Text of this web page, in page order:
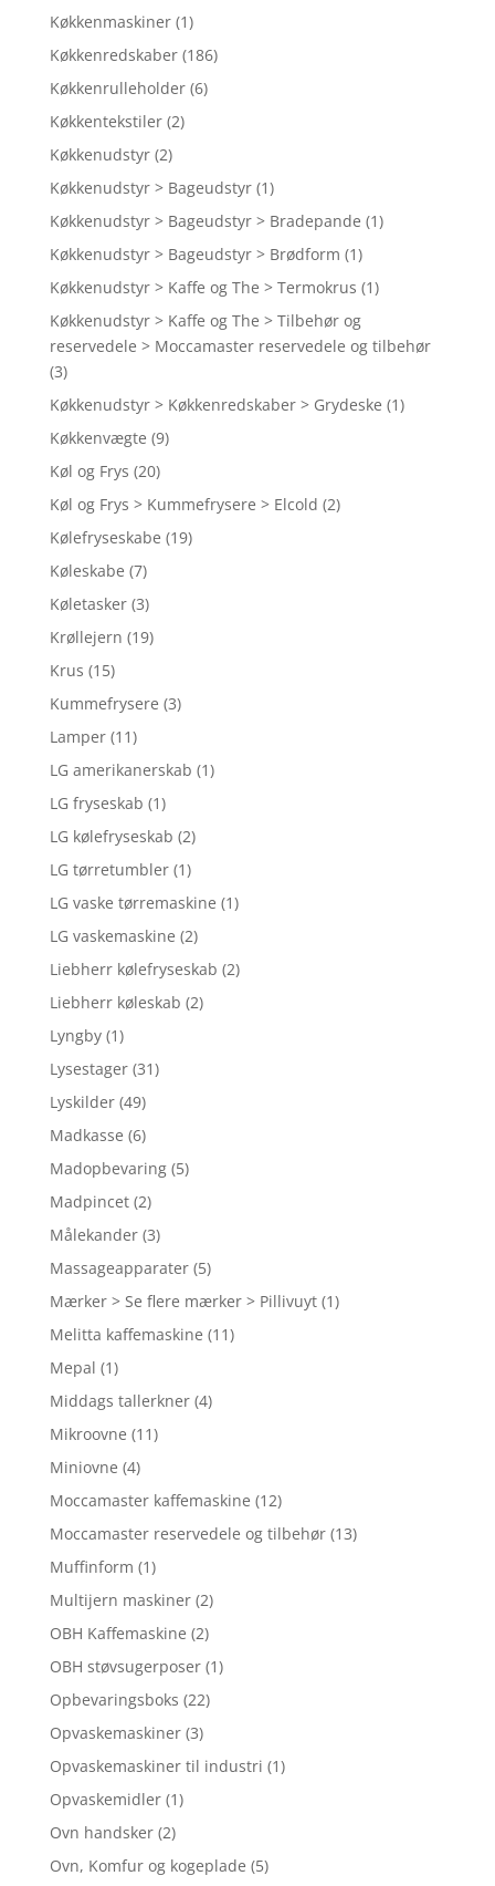
Køkkenmaskiner (1)
Køkkenredskaber (186)
Køkkenrulleholder (6)
Køkkentekstiler (2)
Køkkenudstyr (2)
Køkkenudstyr > Bageudstyr (1)
Køkkenudstyr > Bageudstyr > Bradepande (1)
Køkkenudstyr > Bageudstyr > Brødform (1)
Køkkenudstyr > Kaffe og The > Termokrus (1)
Køkkenudstyr > Kaffe og The > Tilbehør og
reservedele > Moccamaster reservedele og tilbehør
(3)
Køkkenudstyr > Køkkenredskaber > Grydeske (1)
Køkkenvægte (9)
Køl og Frys (20)
Køl og Frys > Kummefrysere > Elcold (2)
Kølefryseskabe (19)
Køleskabe (7)
Køletasker (3)
Krøllejern (19)
Krus (15)
Kummefrysere (3)
Lamper (11)
LG amerikanerskab (1)
LG fryseskab (1)
LG kølefryseskab (2)
LG tørretumbler (1)
LG vaske tørremaskine (1)
LG vaskemaskine (2)
Liebherr kølefryseskab (2)
Liebherr køleskab (2)
Lyngby (1)
Lysestager (31)
Lyskilder (49)
Madkasse (6)
Madopbevaring (5)
Madpincet (2)
Målekander (3)
Massageapparater (5)
Mærker > Se flere mærker > Pillivuyt (1)
Melitta kaffemaskine (11)
Mepal (1)
Middags tallerkner (4)
Mikroovne (11)
Miniovne (4)
Moccamaster kaffemaskine (12)
Moccamaster reservedele og tilbehør (13)
Muffinform (1)
Multijern maskiner (2)
OBH Kaffemaskine (2)
OBH støvsugerposer (1)
Opbevaringsboks (22)
Opvaskemaskiner (3)
Opvaskemaskiner til industri (1)
Opvaskemidler (1)
Ovn handsker (2)
Ovn, Komfur og kogeplade (5)